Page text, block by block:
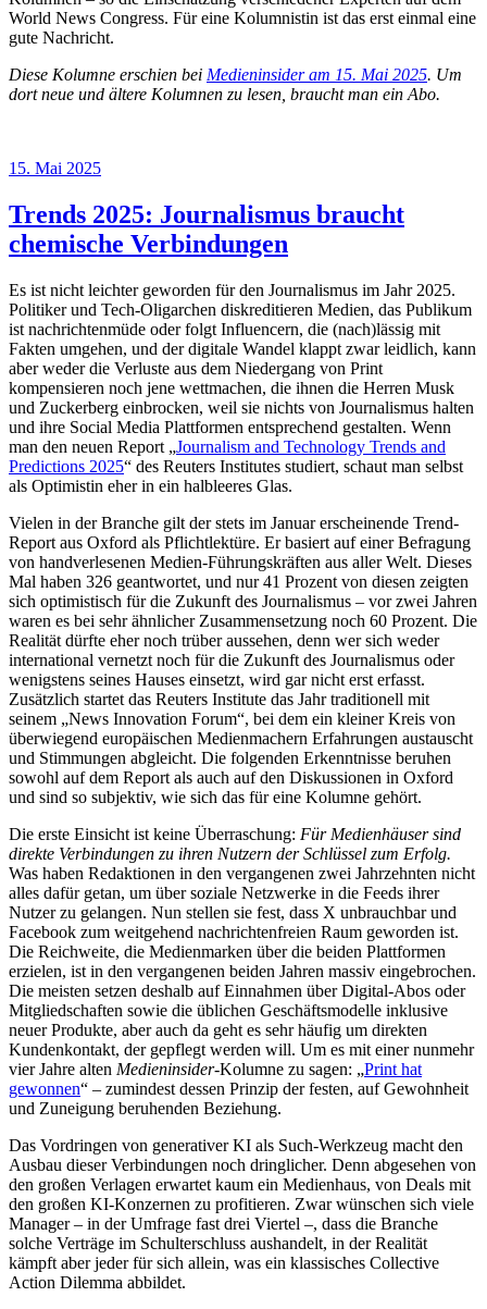
World News Congress. Für eine Kolumnistin ist das erst einmal eine
gute Nachricht.
Diese Kolumne erschien bei Medieninsider am 15. Mai 2025. Um
dort neue und ältere Kolumnen zu lesen, braucht man ein Abo.
Veröffentlicht
15. Mai 2025
Trends 2025: Journalismus braucht
chemische Verbindungen
Es ist nicht leichter geworden für den Journalismus im Jahr 2025.
Politiker und Tech-Oligarchen diskreditieren Medien, das Publikum
ist nachrichtenmüde oder folgt Influencern, die (nach)lässig mit
Fakten umgehen, und der digitale Wandel klappt zwar leidlich, kann
aber weder die Verluste aus dem Niedergang von Print
kompensieren noch jene wettmachen, die ihnen die Herren Musk
und Zuckerberg einbrocken, weil sie nichts von Journalismus halten
und ihre Social Media Plattformen entsprechend gestalten. Wenn
man den neuen Report „Journalism and Technology Trends and
Predictions 2025“ des Reuters Institutes studiert, schaut man selbst
als Optimistin eher in ein halbleeres Glas.
Vielen in der Branche gilt der stets im Januar erscheinende Trend-
Report aus Oxford als Pflichtlektüre. Er basiert auf einer Befragung
von handverlesenen Medien-Führungskräften aus aller Welt. Dieses
Mal haben 326 geantwortet, und nur 41 Prozent von diesen zeigten
sich optimistisch für die Zukunft des Journalismus – vor zwei Jahren
waren es bei sehr ähnlicher Zusammensetzung noch 60 Prozent. Die
Realität dürfte eher noch trüber aussehen, denn wer sich weder
international vernetzt noch für die Zukunft des Journalismus oder
wenigstens seines Hauses einsetzt, wird gar nicht erst erfasst.
Zusätzlich startet das Reuters Institute das Jahr traditionell mit
seinem „News Innovation Forum“, bei dem ein kleiner Kreis von
überwiegend europäischen Medienmachern Erfahrungen austauscht
und Stimmungen abgleicht. Die folgenden Erkenntnisse beruhen
sowohl auf dem Report als auch auf den Diskussionen in Oxford
und sind so subjektiv, wie sich das für eine Kolumne gehört.
Die erste Einsicht ist keine Überraschung: Für Medienhäuser sind
direkte Verbindungen zu ihren Nutzern der Schlüssel zum Erfolg.
Was haben Redaktionen in den vergangenen zwei Jahrzehnten nicht
alles dafür getan, um über soziale Netzwerke in die Feeds ihrer
Nutzer zu gelangen. Nun stellen sie fest, dass X unbrauchbar und
Facebook zum weitgehend nachrichtenfreien Raum geworden ist.
Die Reichweite, die Medienmarken über die beiden Plattformen
erzielen, ist in den vergangenen beiden Jahren massiv eingebrochen.
Die meisten setzen deshalb auf Einnahmen über Digital-Abos oder
Mitgliedschaften sowie die üblichen Geschäftsmodelle inklusive
neuer Produkte, aber auch da geht es sehr häufig um direkten
Kundenkontakt, der gepflegt werden will. Um es mit einer nunmehr
vier Jahre alten Medieninsider-Kolumne zu sagen: „Print hat
gewonnen“ – zumindest dessen Prinzip der festen, auf Gewohnheit
und Zuneigung beruhenden Beziehung.
Das Vordringen von generativer KI als Such-Werkzeug macht den
Ausbau dieser Verbindungen noch dringlicher. Denn abgesehen von
den großen Verlagen erwartet kaum ein Medienhaus, von Deals mit
den großen KI-Konzernen zu profitieren. Zwar wünschen sich viele
Manager – in der Umfrage fast drei Viertel –, dass die Branche
solche Verträge im Schulterschluss aushandelt, in der Realität
kämpft aber jeder für sich allein, was ein klassisches Collective
Action Dilemma abbildet.